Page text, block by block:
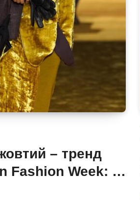
– тренд
Fashion Week: 6
літо